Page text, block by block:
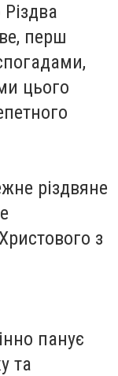
перш
цього
різдвяне
з
панує
та